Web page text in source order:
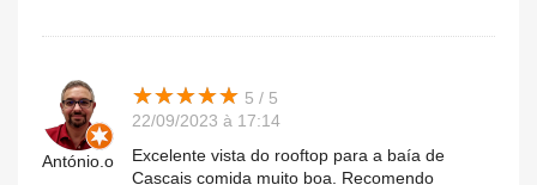
António.o
★★★★★
★★★★★ 5 / 5
22/09/2023 à 17:14
Excelente vista do rooftop para a baía de
Cascais comida muito boa. Recomendo